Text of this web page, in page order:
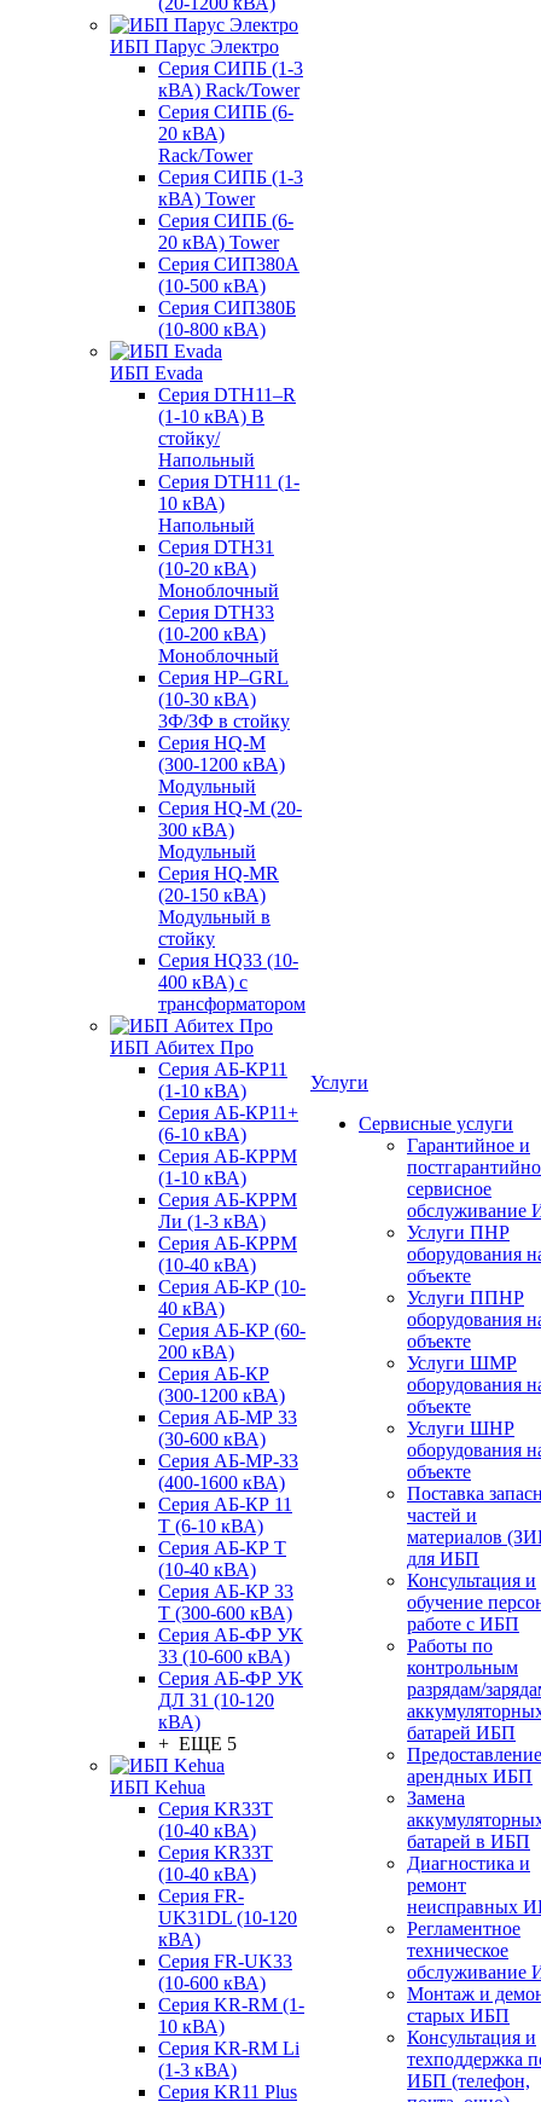
ИБП Парус Электро
Серия СИПБ (1-3
кВА) Rack/Tower
Серия СИПБ (6-
20 кВА)
Rack/Tower
Серия СИПБ (1-3
кВА) Tower
Серия СИПБ (6-
20 кВА) Tower
Серия СИП380А
(10-500 кВА)
Серия СИП380Б
(10-800 кВА)
ИБП Evada
Серия DTH11–R
(1-10 кВА) В
стойку/
Напольный
Серия DTH11 (1-
10 кВА)
Напольный
Серия DTH31
(10-20 кВА)
Моноблочный
Серия DTH33
(10-200 кВА)
Моноблочный
Серия HP–GRL
(10-30 кВА)
3Ф/3Ф в стойку
Серия HQ-M
(300-1200 кВА)
Модульный
Серия HQ-M (20-
300 кВА)
Модульный
Серия HQ-MR
(20-150 кВА)
Модульный в
стойку
Серия HQ33 (10-
400 кВА) с
трансформатором
ИБП Абитех Про
Серия АБ-КР11
(1-10 кВА)
Серия АБ-КР11+
(6-10 кВА)
Серия АБ-КРРМ
(1-10 кВА)
Серия АБ-КРРМ
Ли (1-3 кВА)
Серия АБ-КРРМ
(10-40 кВА)
Серия АБ-КР (10-
40 кВА)
Серия АБ-КР (60-
200 кВА)
Серия АБ-КР
(300-1200 кВА)
Серия АБ-МР 33
(30-600 кВА)
Серия АБ-МР-33
(400-1600 кВА)
Серия АБ-КР 11
Т (6-10 кВА)
Серия АБ-КР Т
(10-40 кВА)
Серия АБ-КР 33
Т (300-600 кВА)
Серия АБ-ФР УК
33 (10-600 кВА)
Серия АБ-ФР УК
ДЛ 31 (10-120
кВА)
+ ЕЩЕ 5
ИБП Kehua
Серия KR33T
(10-40 кВА)
Серия KR33T
(10-40 кВА)
Серия FR-
UK31DL (10-120
кВА)
Серия FR-UK33
(10-600 кВА)
Серия KR-RM (1-
10 кВА)
Серия KR-RM Li
(1-3 кВА)
Серия KR11 Plus
Услуги
Сервисные услуги
Гарантийное и
сервисное
обслуживание
Услуги ПНР
оборудования
объекте
Услуги ППНР
оборудования
объекте
Услуги ШМР
оборудования
объекте
Услуги ШНР
оборудования
объекте
Поставка
частей и
материалов
для ИБП
Консультация и
обучение
работе с ИБП
Работы по
контрольным
разрядам/
батарей ИБП
Предоставление
арендных ИБП
Замена
батарей в ИБП
Диагностика и
ремонт
неисправных
Регламентное
техническое
обслуживание
Монтаж и
старых ИБП
Консультация и
техподдержка
ИБП (телефон,